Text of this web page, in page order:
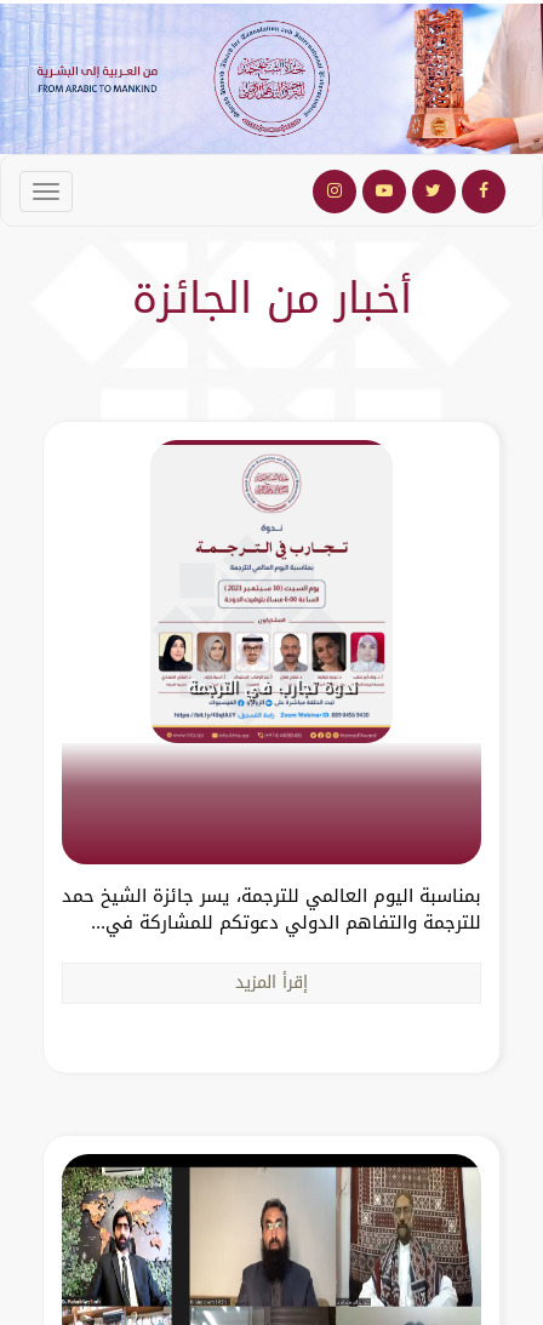
أخبار من الجائزة
ندوة تجارب في الترجمة
بمناسبة اليوم العالمي للترجمة، يسر جائزة الشيخ حمد
للترجمة والتفاهم الدولي دعوتكم للمشاركة في...
إقرأ المزيد